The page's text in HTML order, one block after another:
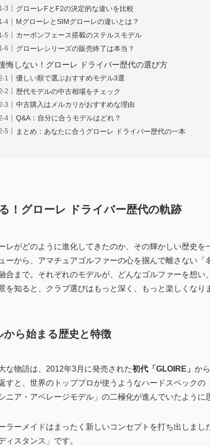
グローレFとF2の決定的な違いを比較
MグローレとSIMグローレの違いとは？
カーボンフェース搭載のステルスモデル
グローレシリーズの販売終了は本当？
悔しない！グローレ ドライバー歴代の選び方
優しい順で選ぶおすすめモデル3選
歴代モデルの中古相場をチェック
中古購入はメルカリがおすすめな理由
Q&A：自分に合うモデルはどれ？
まとめ：あなたに合うグローレ ドライバー歴代の一本
！グローレ ドライバー歴代の軌跡
レがどのように進化してきたのか、その輝かしい歴史
ーから、アマチュアゴルファーの心を掴んで離さない「
合まで。それぞれのモデルが、どんなゴルファーを想
を知ると、クラブ選びはもっと深く、もっと楽しくなり
から始まる歴史と特徴
な物語は、2012年3月に発売された初代「GLOIRE」 か
すと、世界のトッププロが使うようなハードスペックの
ニア・アベレージモデル」の二極化が進んでいたように
ラーメイドはまったく新しいコンセプトを打ち出しま
ィスタンス」です。